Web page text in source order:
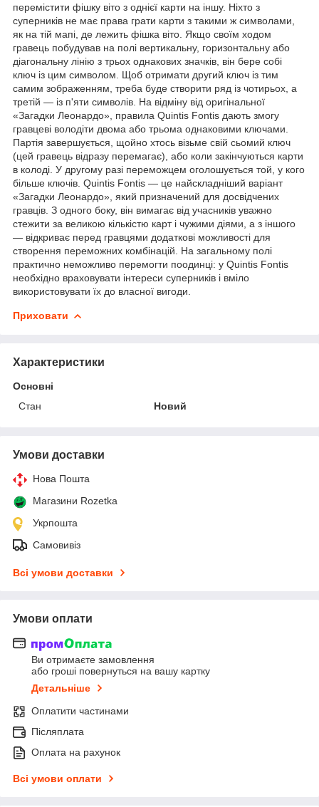
перемістити фішку віто з однієї карти на іншу. Ніхто з
суперників не має права грати карти з такими ж символами,
як на тій мапі, де лежить фішка віто. Якщо своїм ходом
гравець побудував на полі вертикальну, горизонтальну або
діагональну лінію з трьох однакових значків, він бере собі
ключ із цим символом. Щоб отримати другий ключ із тим
самим зображенням, треба буде створити ряд із чотирьох, а
третій — із п'яти символів. На відміну від оригінальної
«Загадки Леонардо», правила Quintis Fontis дають змогу
гравцеві володіти двома або трьома однаковими ключами.
Партія завершується, щойно хтось візьме свій сьомий ключ
(цей гравець відразу перемагає), або коли закінчуються карти
в колоді. У другому разі переможцем оголошується той, у кого
більше ключів. Quintis Fontis — це найскладніший варіант
«Загадки Леонардо», який призначений для досвідчених
гравців. З одного боку, він вимагає від учасників уважно
стежити за великою кількістю карт і чужими діями, а з іншого
— відкриває перед гравцями додаткові можливості для
створення переможних комбінацій. На загальному полі
практично неможливо перемогти поодинці: у Quintis Fontis
необхідно враховувати інтереси суперників і вміло
використовувати їх до власної вигоди.
Приховати
Характеристики
Основні
Стан
Новий
Умови доставки
Нова Пошта
Магазини Rozetka
Укрпошта
Самовивіз
Всі умови доставки
Умови оплати
Ви отримаєте замовлення
або гроші повернуться на вашу картку
Детальніше
Оплатити частинами
Післяплата
Оплата на рахунок
Всі умови оплати